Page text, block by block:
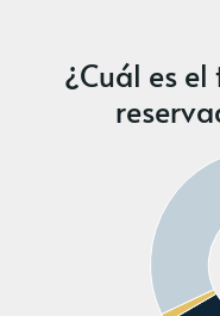
¿Cuál es